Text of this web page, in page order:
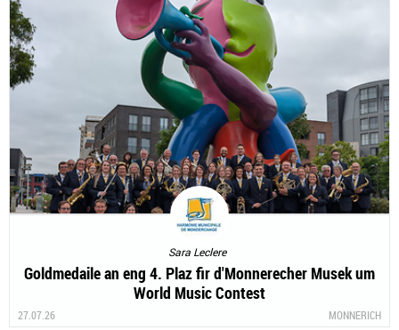
Sara Leclere
Goldmedaile an eng 4. Plaz fir d'Monnerecher Musek um
World Music Contest
27.07.26 MONNERICH